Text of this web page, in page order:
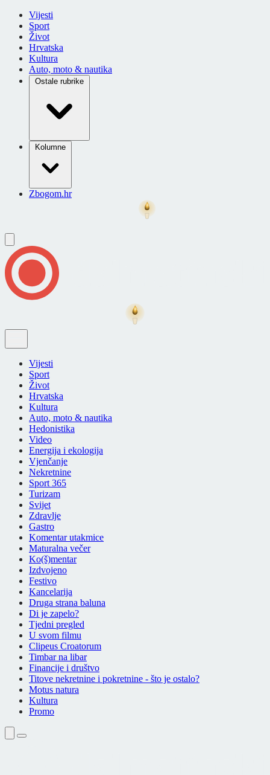
Vijesti
Sport
Život
Hrvatska
Kultura
Auto, moto & nautika
Ostale rubrike
Kolumne
Zbogom.hr
Vijesti
Sport
Život
Hrvatska
Kultura
Auto, moto & nautika
Hedonistika
Video
Energija i ekologija
Vjenčanje
Nekretnine
Sport 365
Turizam
Svijet
Zdravlje
Gastro
Komentar utakmice
Maturalna večer
Ko(š)mentar
Izdvojeno
Festivo
Kancelarija
Druga strana baluna
Di je zapelo?
Tjedni pregled
U svom filmu
Clipeus Croatorum
Timbar na libar
Financije i društvo
Titove nekretnine i pokretnine - što je ostalo?
Motus natura
Kultura
Promo